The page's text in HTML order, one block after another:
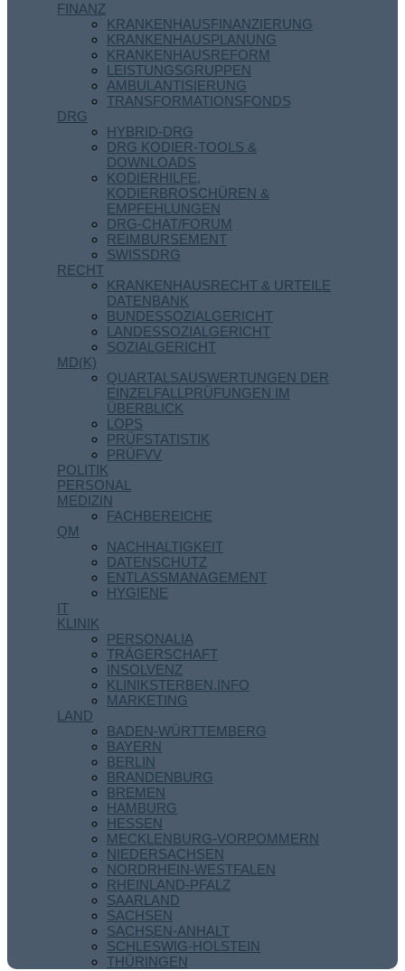
FINANZ
KRANKENHAUSFINANZIERUNG
KRANKENHAUSPLANUNG
KRANKENHAUSREFORM
LEISTUNGSGRUPPEN
AMBULANTISIERUNG
TRANSFORMATIONSFONDS
DRG
HYBRID-DRG
DRG KODIER-TOOLS &
DOWNLOADS
KODIERHILFE,
KODIERBROSCHÜREN &
EMPFEHLUNGEN
DRG-CHAT/FORUM
REIMBURSEMENT
SWISSDRG
RECHT
KRANKENHAUSRECHT & URTEILE
DATENBANK
BUNDESSOZIALGERICHT
LANDESSOZIALGERICHT
SOZIALGERICHT
MD(K)
QUARTALSAUSWERTUNGEN DER
EINZELFALLPRÜFUNGEN IM
ÜBERBLICK
LOPS
PRÜFSTATISTIK
PRÜFVV
POLITIK
PERSONAL
MEDIZIN
FACHBEREICHE
QM
NACHHALTIGKEIT
DATENSCHUTZ
ENTLASSMANAGEMENT
HYGIENE
IT
KLINIK
PERSONALIA
TRÄGERSCHAFT
INSOLVENZ
KLINIKSTERBEN.INFO
MARKETING
LAND
BADEN-WÜRTTEMBERG
BAYERN
BERLIN
BRANDENBURG
BREMEN
HAMBURG
HESSEN
MECKLENBURG-VORPOMMERN
NIEDERSACHSEN
NORDRHEIN-WESTFALEN
RHEINLAND-PFALZ
SAARLAND
SACHSEN
SACHSEN-ANHALT
SCHLESWIG-HOLSTEIN
THÜRINGEN